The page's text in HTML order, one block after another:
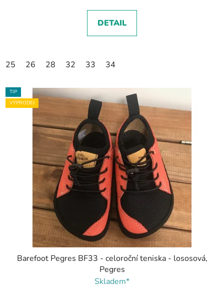
DETAIL
25 26 28 32 33 34
TIP
VÝPRODEJ
Barefoot Pegres BF33 - celoroční teniska - lososová,
Pegres
Skladem*